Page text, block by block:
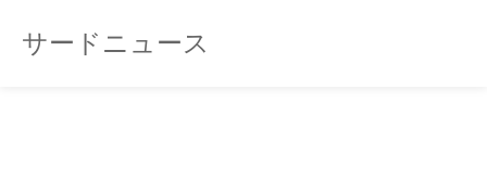
サードニュース